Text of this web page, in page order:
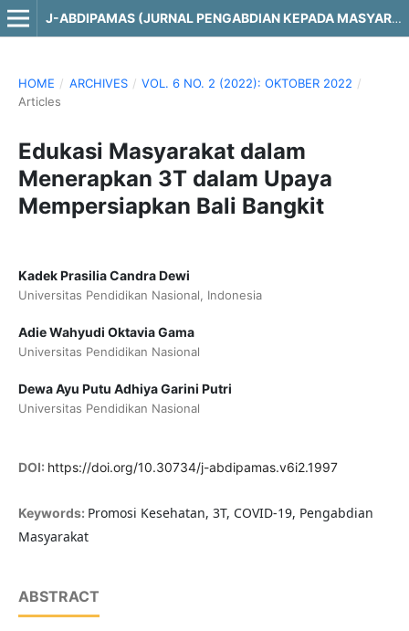
J-ABDIPAMAS (JURNAL PENGABDIAN KEPADA MASYARAKAT)
HOME / ARCHIVES / VOL. 6 NO. 2 (2022): OKTOBER 2022 /
Articles
Edukasi Masyarakat dalam
Menerapkan 3T dalam Upaya
Mempersiapkan Bali Bangkit
Kadek Prasilia Candra Dewi
Universitas Pendidikan Nasional, Indonesia
Adie Wahyudi Oktavia Gama
Universitas Pendidikan Nasional
Dewa Ayu Putu Adhiya Garini Putri
Universitas Pendidikan Nasional
DOI: https://doi.org/10.30734/j-abdipamas.v6i2.1997
Keywords: Promosi Kesehatan, 3T, COVID-19, Pengabdian
Masyarakat
ABSTRACT